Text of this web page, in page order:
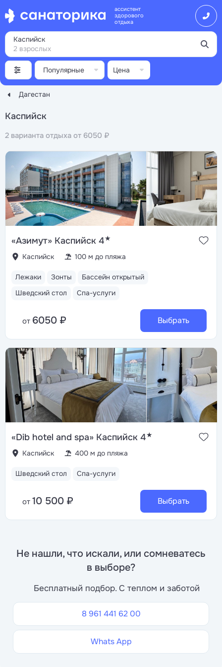
ассистент
здорового
отдыха
Дагестан
Каспийск
2 взрослых
Каспийск
2 варианта отдыха от 6050 ₽
Популярные Цена
«Азимут» Каспийск 4★
Каспийск 100 м до пляжа
Лежаки Зонты
Бассейн открытый
Шведский стол
Спа-услуги
от 6050 ₽ Выбрать
«Dib hotel and spa» Каспийск 4★
Каспийск 400 м до пляжа
Шведский стол Спа-услуги
от 10 500 ₽ Выбрать
Не нашли, что искали, или сомневатесь
в выборе?
Бесплатный подбор. С теплом и заботой
8 961 441 62 00
Whats App